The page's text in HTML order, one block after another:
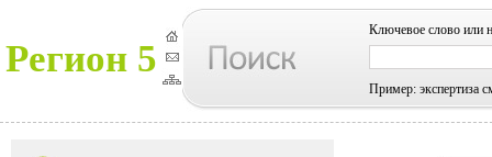
Регион 5
Ключевое слово или
Пример: экспертиза